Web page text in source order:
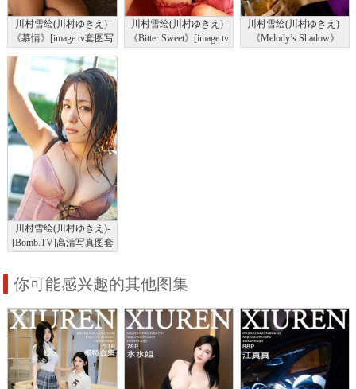
川村雪绘(川村ゆきえ)-
《慕情》[image.tv套图写
川村雪绘(川村ゆきえ)-
《Bitter Sweet》[image.tv
川村雪绘(川村ゆきえ)-
《Melody’s Shadow》
川村雪绘(川村ゆきえ)-
[Bomb.TV]高清写真图套
你可能感兴趣的其他图集